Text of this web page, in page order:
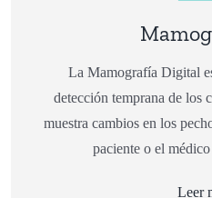
La Mamografía Digital
detección temprana de los
muestra cambios en los
paciente o el
Leer